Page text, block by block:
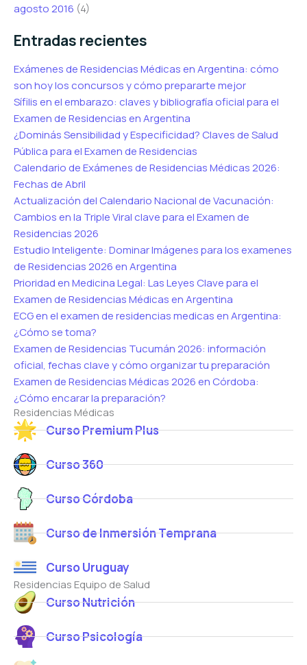
agosto 2016 (4)
Entradas recientes
Exámenes de Residencias Médicas en Argentina: cómo
son hoy los concursos y cómo prepararte mejor
Sífilis en el embarazo: claves y bibliografía oficial para el
Examen de Residencias en Argentina
¿Dominás Sensibilidad y Especificidad? Claves de Salud
Pública para el Examen de Residencias
Calendario de Exámenes de Residencias Médicas 2026:
Fechas de Abril
Actualización del Calendario Nacional de Vacunación:
Cambios en la Triple Viral clave para el Examen de
Residencias 2026
Estudio Inteligente: Dominar Imágenes para los examenes
de Residencias 2026 en Argentina
Prioridad en Medicina Legal: Las Leyes Clave para el
Examen de Residencias Médicas en Argentina
ECG en el examen de residencias medicas en Argentina:
¿Cómo se toma?
Examen de Residencias Tucumán 2026: información
oficial, fechas clave y cómo organizar tu preparación
Examen de Residencias Médicas 2026 en Córdoba:
¿Cómo encarar la preparación?
Residencias Médicas
Curso Premium Plus
Curso 360
Curso Córdoba
Curso de Inmersión Temprana
Curso Uruguay
Residencias Equipo de Salud
Curso Nutrición
Curso Psicología